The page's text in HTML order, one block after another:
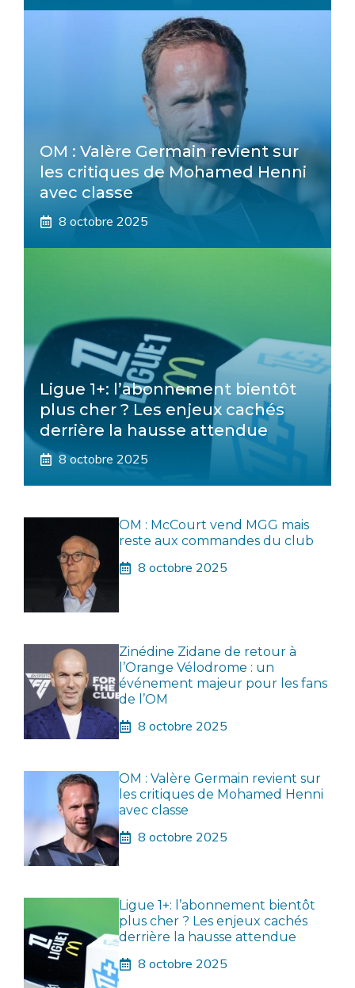
OM : Valère Germain revient sur
les critiques de Mohamed Henni
avec classe
8 octobre 2025
Ligue 1+: l’abonnement bientôt
plus cher ? Les enjeux cachés
derrière la hausse attendue
8 octobre 2025
OM : McCourt vend MGG mais
reste aux commandes du club
8 octobre 2025
Zinédine Zidane de retour à
l’Orange Vélodrome : un
événement majeur pour les fans
de l’OM
8 octobre 2025
OM : Valère Germain revient sur
les critiques de Mohamed Henni
avec classe
8 octobre 2025
Ligue 1+: l’abonnement bientôt
plus cher ? Les enjeux cachés
derrière la hausse attendue
8 octobre 2025